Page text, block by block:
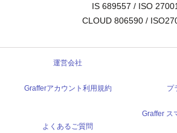
IS 689557 / ISO 27001
CLOUD 806590 /
運営会社
Grafferアカウント利用規約 プ
よくあるご質問
Graffer ス